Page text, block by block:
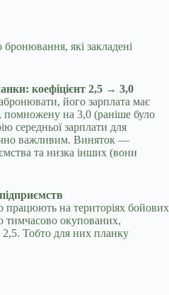
які закладені
коефіцієнт 2,5 → 3,0
його зарплата має
помножену на 3,0 (раніше було
середньої зарплати для
важливим. Виняток —
та низка інших (вони
на територіях бойових
тимчасово окупованих,
2,5. Тобто для них планку